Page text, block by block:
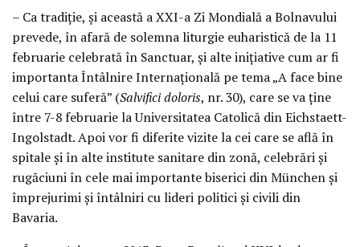
– Ca tradiţie, şi această a XXI-a Zi Mondială a Bolnavului
prevede, în afară de solemna liturgie euharistică de la 11
februarie celebrată în Sanctuar, şi alte iniţiative cum ar fi
importanta Întâlnire Internaţională pe tema „A face bine
celui care suferă” (Salvifici doloris, nr. 30), care se va ţine
între 7-8 februarie la Universitatea Catolică din Eichstaett-
Ingolstadt. Apoi vor fi diferite vizite la cei care se află în
spitale şi în alte institute sanitare din zonă, celebrări şi
rugăciuni în cele mai importante biserici din München şi
împrejurimi şi întâlniri cu lideri politici şi civili din
Bavaria.